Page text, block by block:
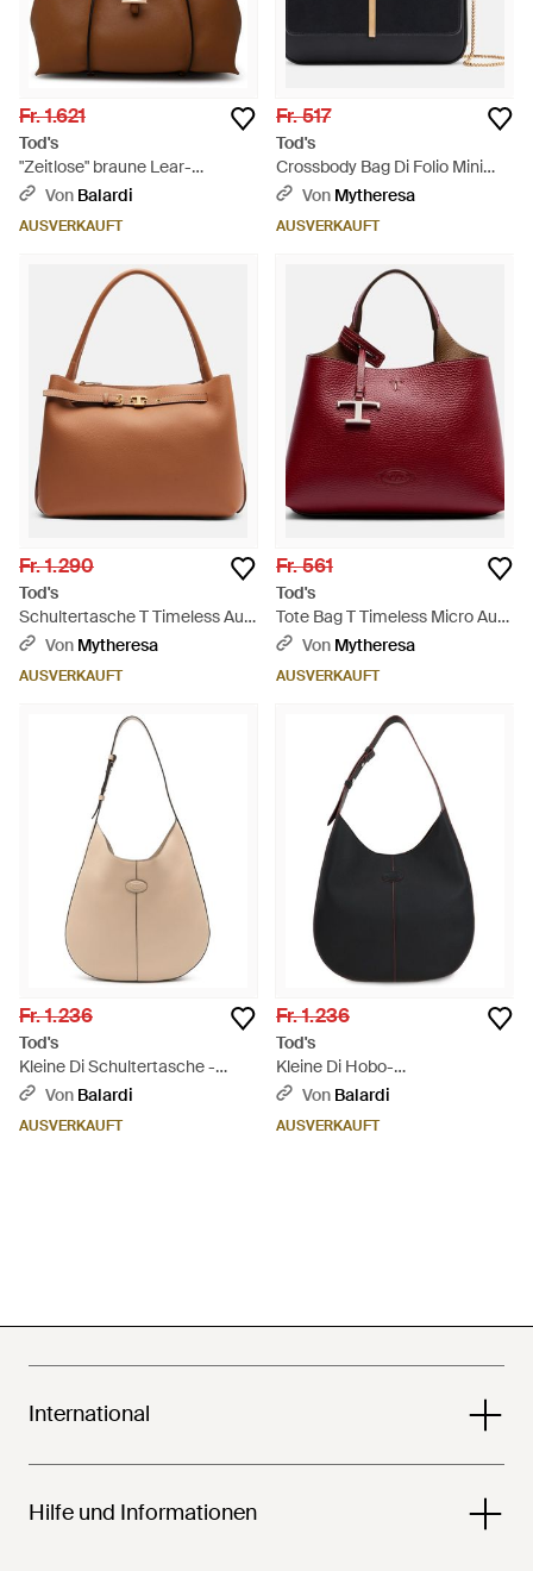
Fr. 1.621
Tod's
"Zeitlose" braune Lear-
Einkaufstasche
Von Balardi
AUSVERKAUFT
Fr. 517
Tod's
Crossbody Bag Di Folio Mini
Aus Leder - Schwarz
Von Mytheresa
AUSVERKAUFT
Fr. 1.290
Tod's
Schultertasche T Timeless Aus
Leder - Braun
Von Mytheresa
AUSVERKAUFT
Fr. 561
Tod's
Tote Bag T Timeless Micro Aus
Leder - Rot
Von Mytheresa
AUSVERKAUFT
Fr. 1.236
Tod's
Kleine Di Schultertasche -
Natur
Von Balardi
AUSVERKAUFT
Fr. 1.236
Tod's
Kleine Di Hobo-
Lederhandtasche - Schwarz
Von Balardi
AUSVERKAUFT
International
Hilfe und Informationen